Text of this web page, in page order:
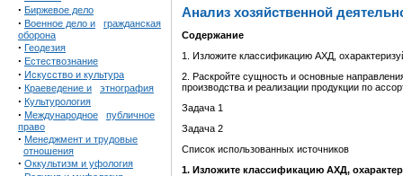
· Биржевое дело
· Военное дело и
гражданская
оборона
· Геодезия
· Естествознание
· Искусство и культура
· Краеведение и этнография
· Культурология
· Международное
публичное
право
· Менеджмент и трудовые
отношения
· Оккультизм и уфология
Анализ хозяйственной
Содержание
1. Изложите классификацию АХД,
2. Раскройте сущность и основные
производства и реализации продукции по
Задача 1
Задача 2
Список использованных источников
1. Изложите классификацию АХД,